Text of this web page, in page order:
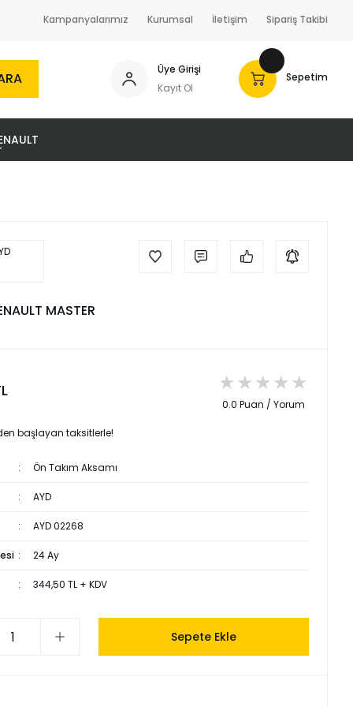
Kampanyalarımız Kurumsal İletişim Sipariş Takibi
Üye Girişi
Kayıt Ol
Sepetim
MASTER
0.0 Puan / Yorum
başlayan taksitlerle!
Ön Takım Aksamı
AYD
AYD 02268
24 Ay
344,50 TL + KDV
Sepete Ekle